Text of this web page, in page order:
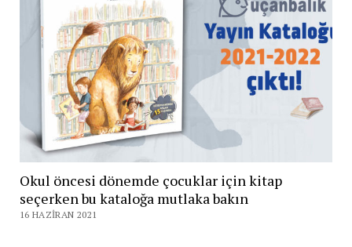
Okul öncesi dönemde çocuklar için kitap
seçerken bu kataloğa mutlaka bakın
16 HAZIRAN 2021